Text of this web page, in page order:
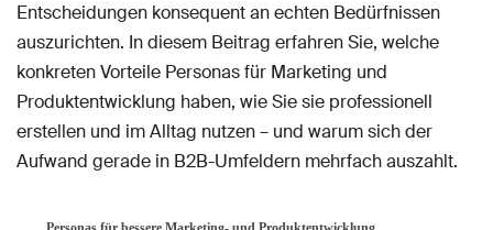
Entscheidungen konsequent an echten Bedürfnissen
auszurichten. In diesem Beitrag erfahren Sie, welche
konkreten Vorteile Personas für Marketing und
Produktentwicklung haben, wie Sie sie professionell
erstellen und im Alltag nutzen – und warum sich der
Aufwand gerade in B2B-Umfeldern mehrfach auszahlt.